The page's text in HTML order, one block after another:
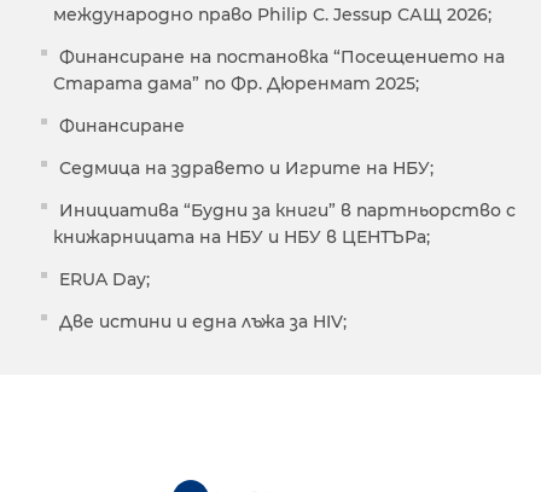
международно право Philip C. Jessup САЩ 2026;
Финансиране на постановка “Посещението на
Старата дама” по Фр. Дюренмат 2025;
Финансиране
Седмица на здравето и Игрите на НБУ;
Инициатива “Будни за книги” в партньорство с
книжарницата на НБУ и НБУ в ЦЕНТЪРа;
ERUA Day;
Две истини и една лъжа за HIV;